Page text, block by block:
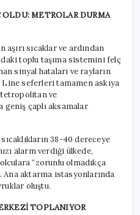
METROLAR DURMA
sıcaklar ve ardından
toplu taşıma sistemini felç
sinyal hataları ve rayların
Line seferleri tamamen askıya
ve
çaplı aksamalar
38-40 dereceye
alarm verdiği ülkede,
“zorunlu olmadıkça
Ana aktarma istasyonlarında
oluştu.
TOPLANIYOR